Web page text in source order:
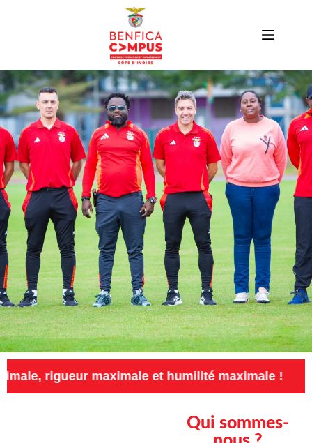
maximale et humilité maximale !
Qui sommes-